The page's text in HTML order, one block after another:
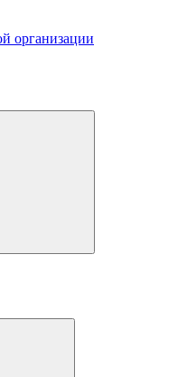
организации